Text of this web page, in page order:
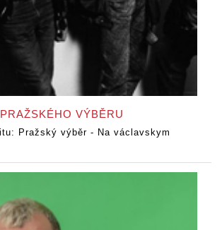
VÝBĚRU
Pražský výběr - Na václavskym